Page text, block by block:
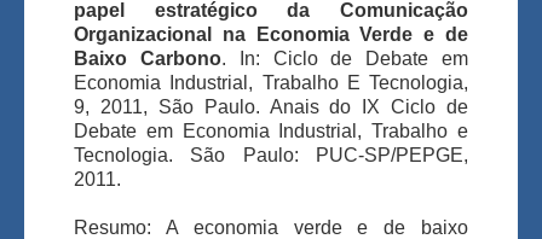
papel estratégico da Comunicação
Organizacional na Economia Verde e de
Baixo Carbono. In: Ciclo de Debate em
Economia Industrial, Trabalho E Tecnologia,
9, 2011, São Paulo. Anais do IX Ciclo de
Debate em Economia Industrial, Trabalho e
Tecnologia. São Paulo: PUC-SP/PEPGE,
2011.
Resumo: A economia verde e de baixo